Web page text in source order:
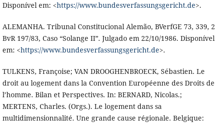
Disponível em: <https://www.bundesverfassungsgericht.de>.
ALEMANHA. Tribunal Constitucional Alemão, BVerfGE 73, 339, 2
BvR 197/83, Caso “Solange II”. Julgado em 22/10/1986. Disponível
em: <https://www.bundesverfassungsgericht.de>.
TULKENS, Françoise; VAN DROOGHENBROECK, Sébastien. Le
droit au logement dans la Convention Européenne des Droits de
l’homme. Bilan et Perspectives. In: BERNARD, Nicolas.;
MERTENS, Charles. (Orgs.). Le logement dans sa
multidimensionnalité. Une grande cause régionale. Belgique: